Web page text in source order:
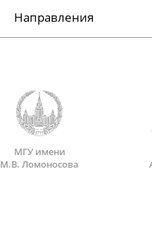
Направления
МГУ имени
М.В. Ломоносова